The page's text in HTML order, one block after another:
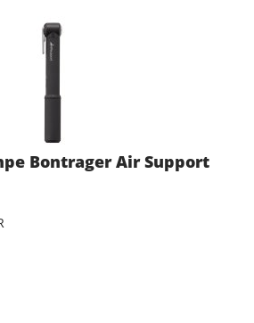
Bontrager Air Support